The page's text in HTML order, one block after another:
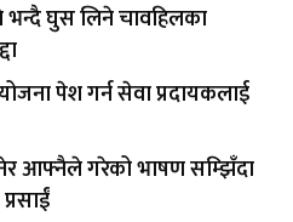
भन्दै घुस लिने चावहिलका
पेश गर्न सेवा प्रदायकलाई
आफ्नैले गरेको भाषण सम्झिँदा